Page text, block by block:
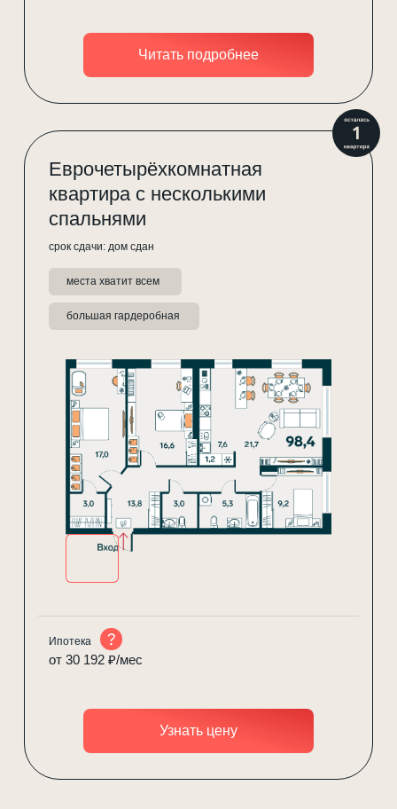
Читать подробнее
Еврочетырёхкомнатная
квартира с несколькими
спальнями
Узнать цену
большая гардеробная
места хватит всем
срок сдачи: дом сдан
от 30 192 ₽/мес
Ипотека